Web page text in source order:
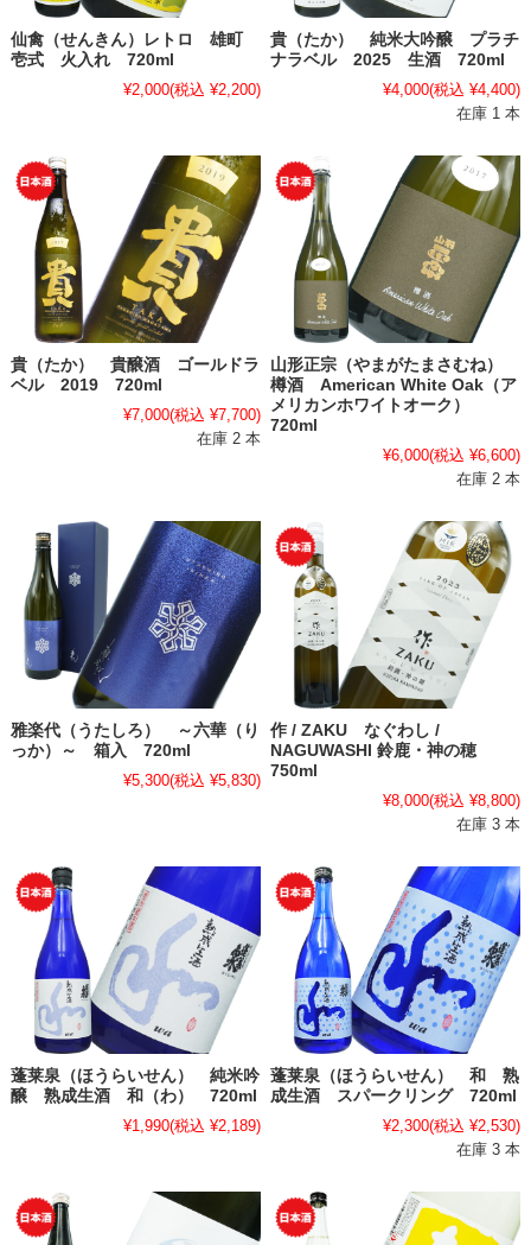
仙禽（せんきん）レトロ 雄町
壱式 火入れ 720ml
¥2,000(税込 ¥2,200)
貴（たか） 純米大吟醸 プラチ
ナラベル 2025 生酒 720ml
¥4,000(税込 ¥4,400)
在庫 1 本
貴（たか） 貴醸酒 ゴールドラ
ベル 2019 720ml
¥7,000(税込 ¥7,700)
在庫 2 本
山形正宗（やまがたまさむね）
樽酒 American White Oak（ア
メリカンホワイトオーク）
720ml
¥6,000(税込 ¥6,600)
在庫 2 本
雅楽代（うたしろ） ～六華（り
っか）～ 箱入 720ml
¥5,300(税込 ¥5,830)
作 / ZAKU なぐわし /
NAGUWASHI 鈴鹿・神の穂
750ml
¥8,000(税込 ¥8,800)
在庫 3 本
蓬莱泉（ほうらいせん） 純米吟
醸 熟成生酒 和（わ） 720ml
¥1,990(税込 ¥2,189)
蓬莱泉（ほうらいせん） 和 熟
成生酒 スパークリング 720ml
¥2,300(税込 ¥2,530)
在庫 3 本